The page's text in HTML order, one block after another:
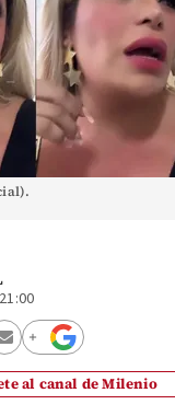
al canal de Milenio